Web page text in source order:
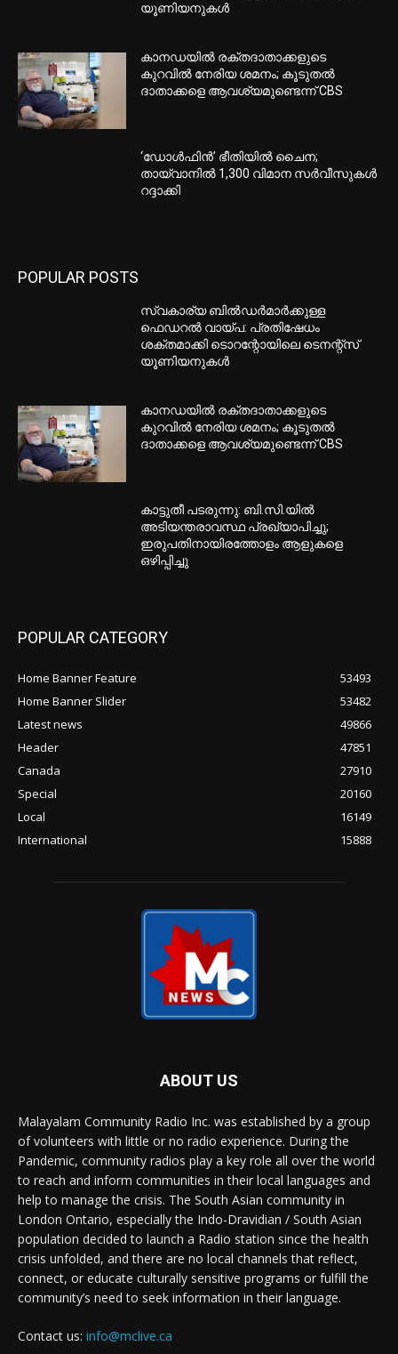
യൂണിയനുകള്‍
കാനഡയില്‍ രക്തദാതാക്കളുടെ
കുറവില്‍ നേരിയ ശമനം; കൂടുതല്‍
ദാതാക്കളെ ആവശ്യമുണ്ടെന്ന് CBS
‘ഡോള്‍ഫിന്‍’ ഭീതിയില്‍ ചൈന;
തായ്വാനില്‍ 1,300 വിമാന സര്‍വീസുകള്‍
റദ്ദാക്കി
POPULAR POSTS
സ്വകാര്യ ബില്‍ഡര്‍മാര്‍ക്കുള്ള
ഫെഡറല്‍ വായ്പ: പ്രതിഷേധം
ശക്തമാക്കി ടൊറന്റോയിലെ ടെനന്റ്‌സ്
യൂണിയനുകള്‍
കാനഡയില്‍ രക്തദാതാക്കളുടെ
കുറവില്‍ നേരിയ ശമനം; കൂടുതല്‍
ദാതാക്കളെ ആവശ്യമുണ്ടെന്ന് CBS
കാട്ടുതീ പടരുന്നു: ബി.സി.യില്‍
അടിയന്തരാവസ്ഥ പ്രഖ്യാപിച്ചു;
ഇരുപതിനായിരത്തോളം ആളുകളെ
ഒഴിപ്പിച്ചു
POPULAR CATEGORY
Home Banner Feature
53493
Home Banner Slider
53482
Latest news
49866
Header
47851
Canada
27910
Special
20160
Local
16149
International
15888
ABOUT US
Malayalam Community Radio Inc. was established by a group
of volunteers with little or no radio experience. During the
Pandemic, community radios play a key role all over the world
to reach and inform communities in their local languages and
help to manage the crisis. The South Asian community in
London Ontario, especially the Indo-Dravidian / South Asian
population decided to launch a Radio station since the health
crisis unfolded, and there are no local channels that reflect,
connect, or educate culturally sensitive programs or fulfill the
community’s need to seek information in their language.
Contact us: info@mclive.ca